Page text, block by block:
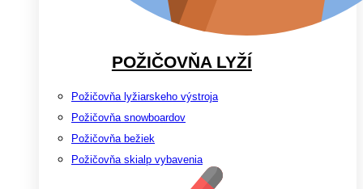
POŽIČOVŇA LYŽÍ
Požičovňa lyžiarskeho výstroja
Požičovňa snowboardov
Požičovňa bežiek
Požičovňa skialp vybavenia